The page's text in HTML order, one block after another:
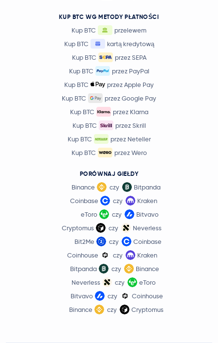
KUP BTC WG METODY PŁATNOŚCI
Kup BTC
przelewem
Kup BTC
kartą kredytową
Kup BTC
przez SEPA
Kup BTC
przez PayPal
Kup BTC
przez Apple Pay
Kup BTC
przez Google Pay
Kup BTC
przez Klarna
Kup BTC
przez Skrill
Kup BTC
przez Neteller
Kup BTC
przez Wero
PORÓWNAJ GIEŁDY
Binance czy
Bitpanda
Coinbase
czy
Kraken
eToro
czy
Bitvavo
Cryptomus
czy
Neverless
Bit2Me
czy
Coinbase
Coinhouse
czy
Kraken
Bitpanda
czy
Binance
Neverless
czy
eToro
Bitvavo
czy
Coinhouse
Binance
czy Cryptomus